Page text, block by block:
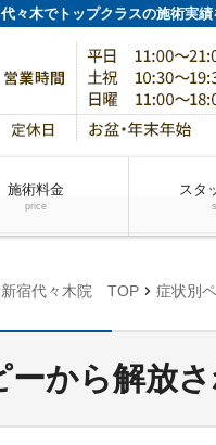
々木でトップクラスの施術実
施術料金
price
スタ
宿代々木院 TOP chevron_right 症状別
ーから解放